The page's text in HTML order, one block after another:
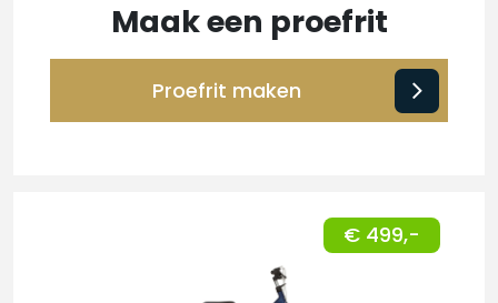
Maak een proefrit
Proefrit maken
€ 499,-